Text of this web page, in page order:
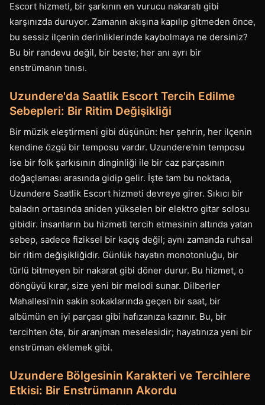
Escort hizmeti, bir şarkının en vurucu nakaratı gibi
karşınızda duruyor. Zamanın akışına kapılıp gitmeden önce,
bu sessiz ilçenin derinliklerinde kaybolmaya ne dersiniz?
Bu bir randevu değil, bir beste; her anı ayrı bir
enstrümanın tınısı.
Uzundere'da Saatlik Escort Tercih Edilme
Sebepleri: Bir Ritim Değişikliği
Bir müzik eleştirmeni gibi düşünün: her şehrin, her ilçenin
kendine özgü bir temposu vardır. Uzundere'nin temposu
ise bir folk şarkısının dinginliği ile bir caz parçasının
doğaçlaması arasında gidip gelir. İşte tam bu noktada,
Uzundere Saatlik Escort hizmeti devreye girer. Sıkıcı bir
baladın ortasında aniden yükselen bir elektro gitar solosu
gibidir. İnsanların bu hizmeti tercih etmesinin altında yatan
sebep, sadece fiziksel bir kaçış değil; aynı zamanda ruhsal
bir ritim değişikliğidir. Günlük hayatın monotonluğu, bir
türlü bitmeyen bir nakarat gibi döner durur. Bu hizmet, o
döngüyü kırar, size yeni bir melodi sunar. Dilberler
Mahallesi'nin sakin sokaklarında geçen bir saat, bir
albümün en iyi parçası gibi hafızanıza kazınır. Bu, bir
tercihten öte, bir aranjman meselesidir; hayatınıza yeni bir
enstrüman eklemek gibi.
Uzundere Bölgesinin Karakteri ve Tercihlere
Etkisi: Bir Enstrümanın Akordu